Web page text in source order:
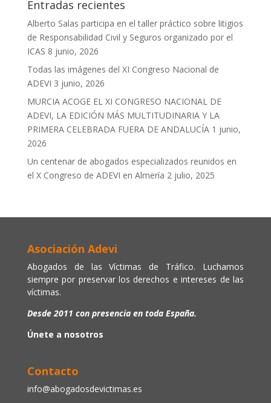
Entradas recientes
Alberto Salas participa en el taller práctico sobre litigios
de Responsabilidad Civil y Seguros organizado por el
ICAS 8 junio, 2026
Todas las imágenes del XI Congreso Nacional de
ADEVI 3 junio, 2026
MURCIA ACOGE EL XI CONGRESO NACIONAL DE
ADEVI, LA EDICIÓN MÁS MULTITUDINARIA Y LA
PRIMERA CELEBRADA FUERA DE ANDALUCÍA 1 junio,
2026
Un centenar de abogados especializados reunidos en
el X Congreso de ADEVI en Almería 2 julio, 2025
Asociación Adevi
Abogados de las Víctimas de Tráfico. Luchamos
siempre por preservar los derechos e intereses de las
víctimas.
Desde 2011 con presencia en toda España.
Únete a nosotros
Contacto
info@abogadosdevictimas.es